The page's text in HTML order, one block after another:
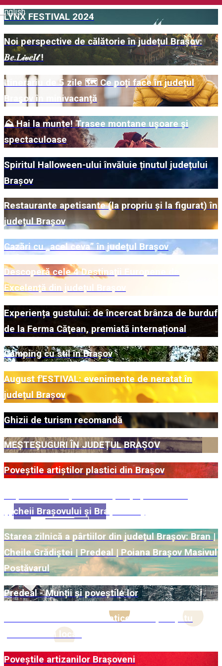
English
LYNX FESTIVAL 2024
Noi perspective de călătorie în județul Brașov:
𝐵𝑒.𝐿𝒾𝓋𝑒𝐼𝓉 !
Itinerariu de 5 zile 🗺 Ce poți face în județul
Brașov în minivacanță
⛰️ Hai la munte! Trasee montane ușoare și
spectaculoase
Spiritul Halloween-ului învăluie ținutul județului
Brașov
Restaurante apetisante (la propriu și la figurat) în
județul Brașov
Cazări cu „acel ceva” în județul Brașov
Descoperă cele 4 Destinații Europene de
Excelență din județul Brașov
Experiența gustului: de încercat brânza de burduf
de la Ferma Căţean, premiată internațional
Camping cu stil în Brașov
August f'ESTIVAL: evenimente de neratat în
județul Brașov
Ghizii de turism recomandă
MEȘTEȘUGURI ÎN JUDEȚUL BRAȘOV
Poveștile artiștilor plastici din Brașov
(Șcheii Brașovului și Brașovechi)
Starea zilnică a pârtiilor din județul Brașov: Bran |
Cheile Grădiștei | Predeal | Poiana Brașov Masivul
Postăvarul
Predeal - Munții și poveștile lor
Cadouri de Crăciun Autentice - Susține și tu
producătorii locali
Poveștile artizanilor Brașoveni